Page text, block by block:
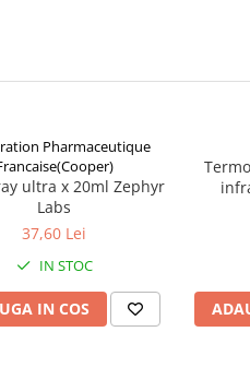
Pharmaceutique
ultra x 20ml Zephyr
Labs
37,60 Lei
IN STOC
IN COS